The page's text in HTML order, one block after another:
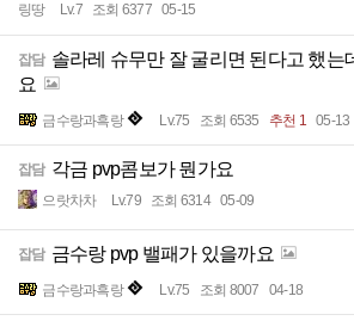
링땅 Lv.7 조회 6377 05-15
잡담 솔라레 슈무만 잘 굴리면 된다고 했는
요
금수랑과흑랑 Lv.75 조회 6535 추천 1 05-13
잡담 각금 pvp콤보가 뭔가요
으랏차차 Lv.79 조회 6314 05-09
잡담 금수랑 pvp 밸패가 있을까요
금수랑과흑랑 Lv.75 조회 8007 04-18